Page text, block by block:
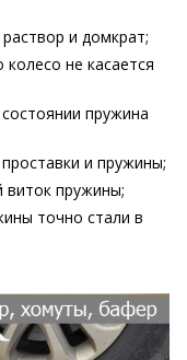
и домкрат;
не касается
пружина
и пружины;
виток пружины;
точно стали в